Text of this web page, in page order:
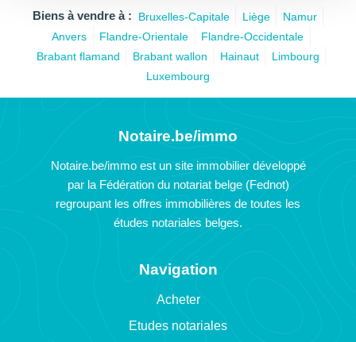
Biens à vendre à : Bruxelles-Capitale Liège
Namur
Anvers
Flandre-Orientale
Flandre-Occidentale
Brabant flamand
Brabant wallon Hainaut
Limbourg
Luxembourg
Notaire.be/immo
Notaire.be/immo est un site immobilier développé
par la Fédération du notariat belge (Fednot)
regroupant les offres immobilières de toutes les
études notariales belges.
Navigation
Acheter
Etudes notariales